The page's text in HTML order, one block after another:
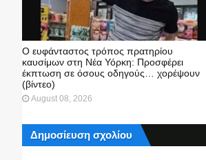
Ο ευφάνταστος τρόπος πρατηρίου
καυσίμων στη Νέα Υόρκη: Προσφέρει
έκπτωση σε όσους οδηγούς… χορέψουν
(βίντεο)
August 08, 2026
Δημοσίευση σχολίου